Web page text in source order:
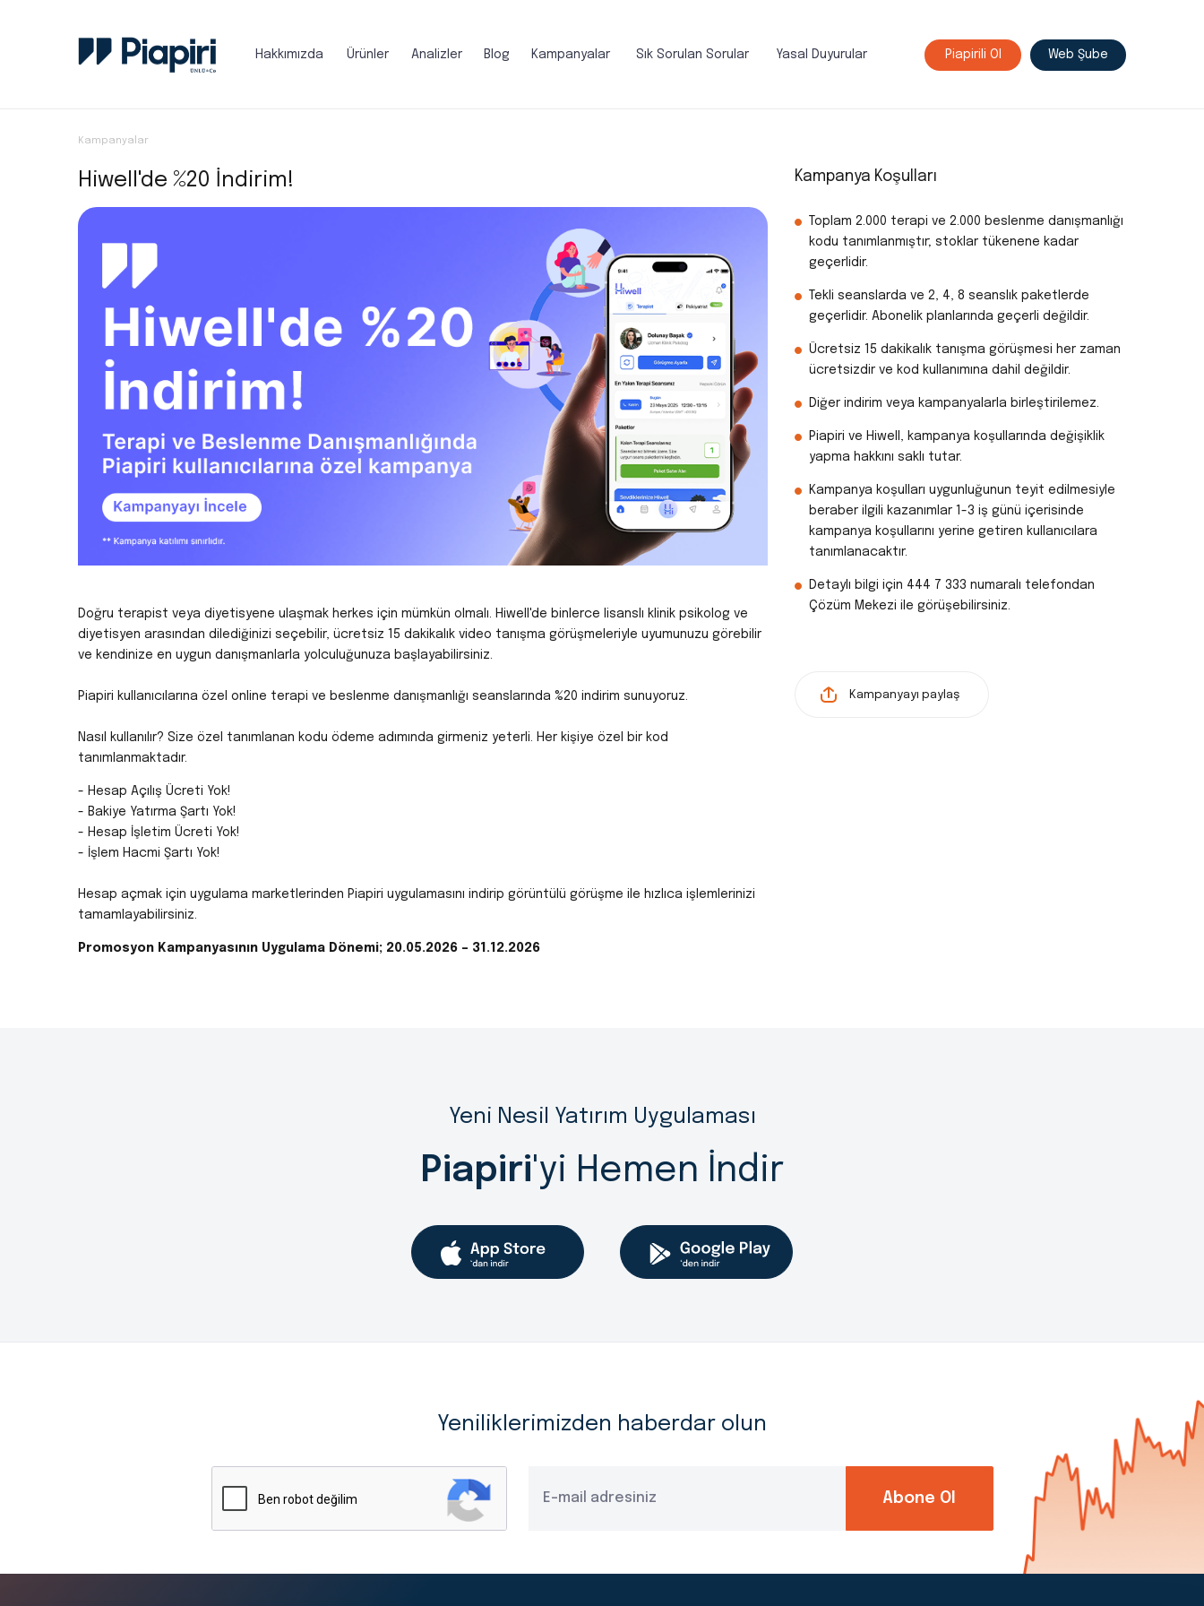
Hakkımızda Ürünler Analizler Blog Kampanyalar Sık Sorulan Sorular Yasal Duyurular Piapirili Ol Web Şube
Kampanyalar
Hiwell'de %20 İndirim!
Doğru terapist veya diyetisyene ulaşmak herkes için mümkün olmalı. Hiwell'de binlerce lisanslı klinik psikolog ve
diyetisyen arasından dilediğinizi seçebilir, ücretsiz 15 dakikalık video tanışma görüşmeleriyle uyumunuzu görebilir
ve kendinize en uygun danışmanlarla yolculuğunuza başlayabilirsiniz.
Piapiri kullanıcılarına özel online terapi ve beslenme danışmanlığı seanslarında %20 indirim sunuyoruz.
Nasıl kullanılır? Size özel tanımlanan kodu ödeme adımında girmeniz yeterli. Her kişiye özel bir kod
tanımlanmaktadır.
- Hesap Açılış Ücreti Yok!
- Bakiye Yatırma Şartı Yok!
- Hesap İşletim Ücreti Yok!
- İşlem Hacmi Şartı Yok!
Hesap açmak için uygulama marketlerinden Piapiri uygulamasını indirip görüntülü görüşme ile hızlıca işlemlerinizi
tamamlayabilirsiniz.
Promosyon Kampanyasının Uygulama Dönemi; 20.05.2026 – 31.12.2026
Kampanya Koşulları
Toplam 2.000 terapi ve 2.000 beslenme danışmanlığı
kodu tanımlanmıştır; stoklar tükenene kadar
geçerlidir.
Tekli seanslarda ve 2, 4, 8 seanslık paketlerde
geçerlidir. Abonelik planlarında geçerli değildir.
Ücretsiz 15 dakikalık tanışma görüşmesi her zaman
ücretsizdir ve kod kullanımına dahil değildir.
Diğer indirim veya kampanyalarla birleştirilemez.
Piapiri ve Hiwell, kampanya koşullarında değişiklik
yapma hakkını saklı tutar.
Kampanya koşulları uygunluğunun teyit edilmesiyle
beraber ilgili kazanımlar 1-3 iş günü içerisinde
kampanya koşullarını yerine getiren kullanıcılara
tanımlanacaktır.
Detaylı bilgi için 444 7 333 numaralı telefondan
Çözüm Mekezi ile görüşebilirsiniz.
Kampanyayı paylaş
Yeni Nesil Yatırım Uygulaması
Piapiri'yi Hemen İndir
Yeniliklerimizden haberdar olun
Abone Ol